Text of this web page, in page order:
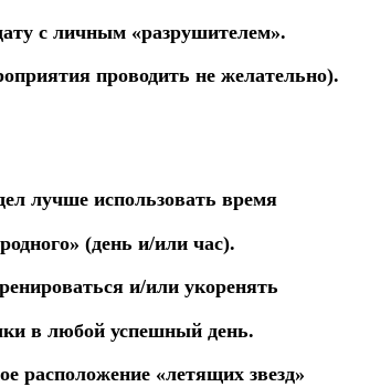
с личным «разрушителем».
проводить не желательно).
лучше использовать время
(день и/или час).
и/или укоренять
в любой успешный день.
расположение «летящих звезд»